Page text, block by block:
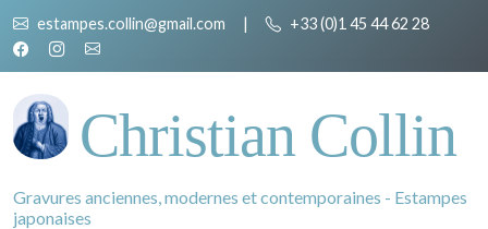
estampes.collin@gmail.com | +33 (0)1 45 44 62 28
Christian Collin
Gravures anciennes, modernes et contemporaines - Estampes
japonaises